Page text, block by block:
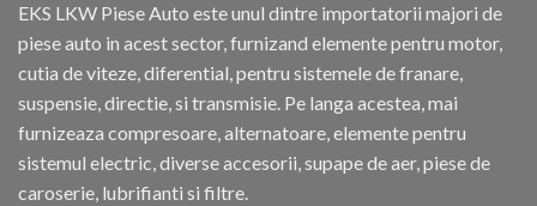
EKS LKW Piese Auto este unul dintre importatorii majori de
piese auto in acest sector, furnizand elemente pentru motor,
cutia de viteze, diferential, pentru sistemele de franare,
suspensie, directie, si transmisie. Pe langa acestea, mai
furnizeaza compresoare, alternatoare, elemente pentru
sistemul electric, diverse accesorii, supape de aer, piese de
caroserie, lubrifianti si filtre.